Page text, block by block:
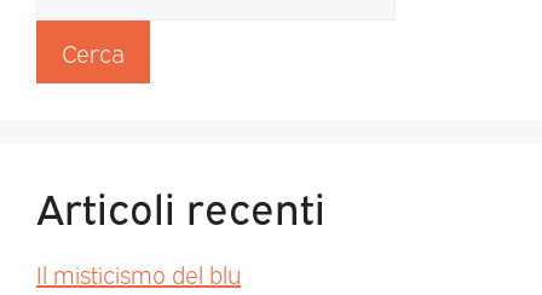
Cerca
Articoli recenti
Il misticismo del blu